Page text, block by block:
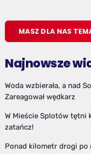
MASZ DLA NAS
Najnowsze
Woda wzbierała, a nad
Zareagował wędkarz
W Mieście Splotów tętni
zatańcz!
Ponad kilometr drogi po